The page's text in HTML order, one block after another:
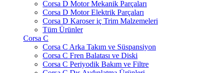
Corsa D Motor Mekanik Parçaları
Corsa D Motor Elektrik Parçaları
Corsa D Karoser iç Trim Malzemeleri
Tüm Ürünler
Corsa C
Corsa C Arka Takım ve Süspansiyon
Corsa C Fren Balatası ve Diski
Corsa C Periyodik Bakım ve Filtre